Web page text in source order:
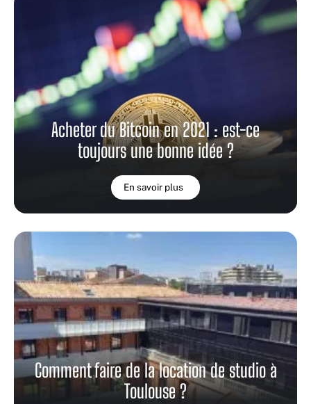
Acheter du Bitcoin en 2021 : est-ce
toujours une bonne idée ?
En savoir plus
Comment faire de la location de studio à
Toulouse ?